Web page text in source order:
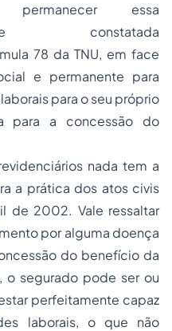
permanecer essa
constatada
78 da TNU, em face
e permanente para
para o seu próprio
para a concessão do
nada tem a
a prática dos atos civis
de 2002. Vale ressaltar
por alguma doença
do benefício da
o segurado pode ser ou
perfeitamente capaz
laborais, o que não